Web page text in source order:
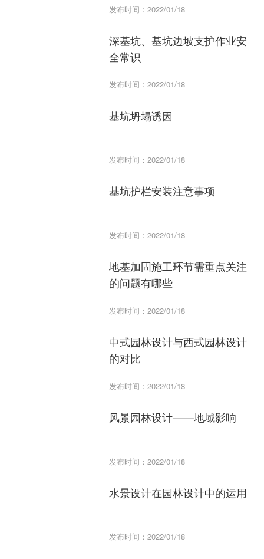
发布时间：2022/01/18
深基坑、基坑边坡支护作业安
全常识
发布时间：2022/01/18
基坑坍塌诱因
发布时间：2022/01/18
基坑护栏安装注意事项
发布时间：2022/01/18
地基加固施工环节需重点关注
的问题有哪些
发布时间：2022/01/18
中式园林设计与西式园林设计
的对比
发布时间：2022/01/18
风景园林设计——地域影响
发布时间：2022/01/18
水景设计在园林设计中的运用
发布时间：2022/01/18